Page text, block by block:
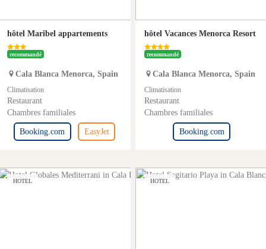
hôtel Maribel appartements
recommandé
Cala Blanca Menorca, Spain
Climatisation
Restaurant
Chambres familiales
EasyJet
Booking.com
hôtel Vacances Menorca Resort
recommandé
Cala Blanca Menorca, Spain
Climatisation
Restaurant
Chambres familiales
Booking.com
HOTEL HOTEL